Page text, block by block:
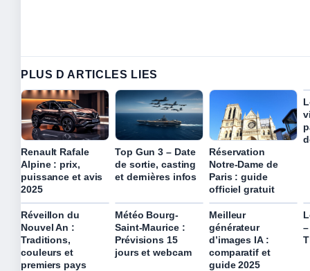
PLUS D ARTICLES LIES
Renault Rafale
Alpine : prix,
puissance et avis
2025
Top Gun 3 – Date
de sortie, casting
et dernières infos
Réservation
Notre-Dame de
Paris : guide
officiel gratuit
Réveillon du
Nouvel An :
Traditions,
couleurs et
premiers pays
Météo Bourg-
Saint-Maurice :
Prévisions 15
jours et webcam
Meilleur
générateur
d’images IA :
comparatif et
guide 2025